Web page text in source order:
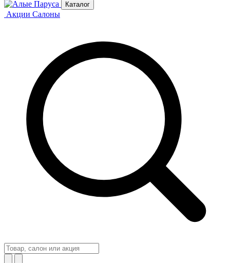
Каталог
Акции Салоны